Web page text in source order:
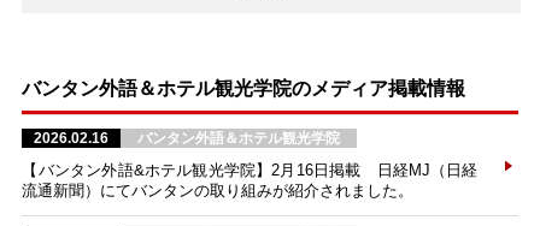
バンタン外語＆ホテル観光学院のメディア掲載情報
2026.02.16 バンタン外語＆ホテル観光学院
【バンタン外語&ホテル観光学院】2月16日掲載 日経MJ（日経
流通新聞）にてバンタンの取り組みが紹介されました。